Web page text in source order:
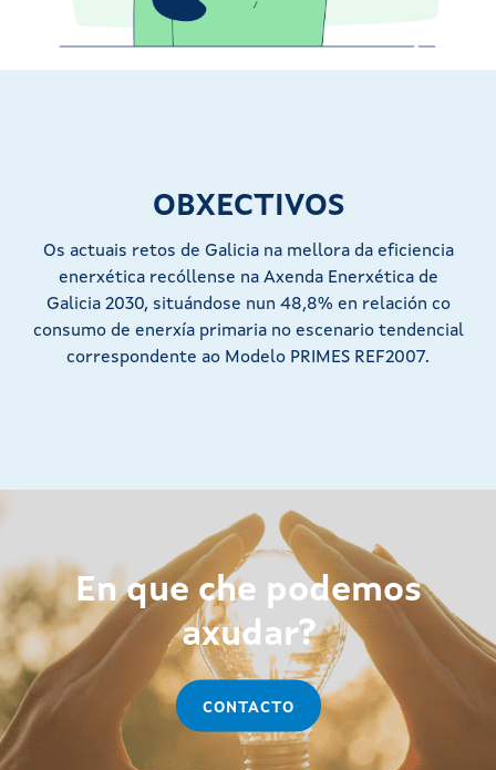
OBXECTIVOS
Os actuais retos de Galicia na mellora da eficiencia
enerxética recóllense na Axenda Enerxética de
Galicia 2030, situándose nun 48,8% en relación co
consumo de enerxía primaria no escenario tendencial
correspondente ao Modelo PRIMES REF2007.
En que che podemos
axudar?
CONTACTO